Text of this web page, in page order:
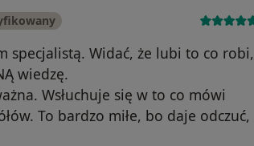
specjalistą. Widać, że lubi to co robi,
wiedzę.
Wsłuchuje się w to co mówi
To bardzo miłe, bo daje odczuć,